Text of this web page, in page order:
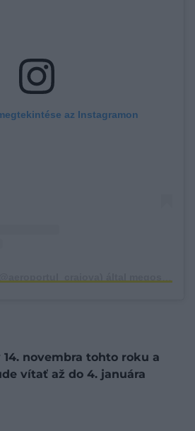
az Instagramon
novembra tohto roku a
vítať až do 4. januára